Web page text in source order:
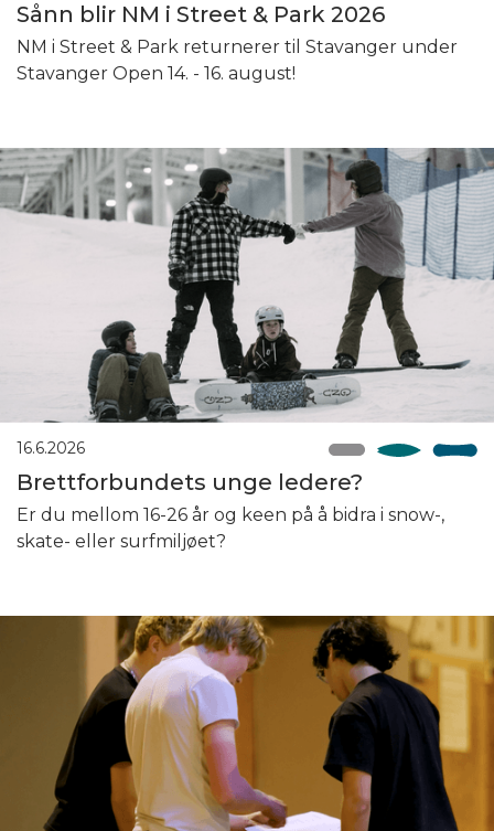
Sånn blir NM i Street & Park 2026
NM i Street & Park returnerer til Stavanger under
Stavanger Open 14. - 16. august!
16.6.2026
Brettforbundets unge ledere?
Er du mellom 16-26 år og keen på å bidra i snow-,
skate- eller surfmiljøet?